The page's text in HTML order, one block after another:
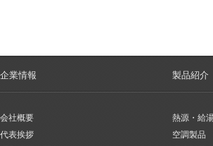
企業情報
会社概要
代表挨拶
製品紹介
熱源・給
空調製品